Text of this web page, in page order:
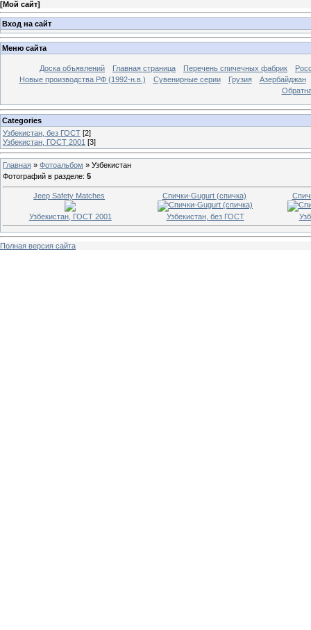
[Мой сайт]
Вход на сайт
Меню сайта
Доска объявлений Главная страница Перечень спичечных фабрик
Новые производства РФ (1992-н.в.)
Сувенирные серии Грузия
Азербайджан
Categories
Узбекистан, без ГОСТ [2]
Узбекистан, ГОСТ 2001 [3]
Главная » Фотоальбом » Узбекистан
Фотографий в разделе: 5
Jeep Safety Matches
Узбекистан, ГОСТ 2001
Спички-Gugurt (спичка)
Узбекистан, без ГОСТ
Полная версия сайта